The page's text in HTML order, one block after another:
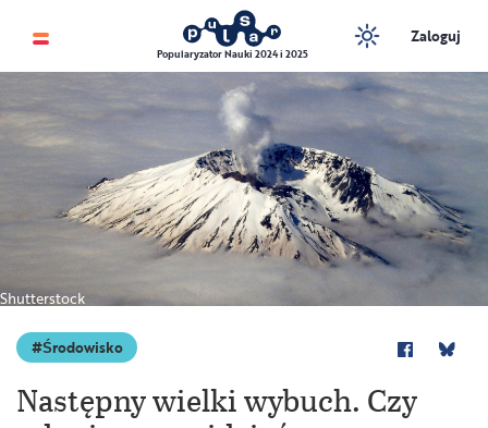
Popularyzator Nauki 2024 i 2025
Zaloguj
Shutterstock
Środowisko
Następny wielki wybuch. Czy